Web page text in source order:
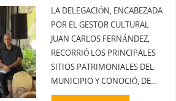
LA DELEGACIÓN, ENCABEZADA
POR EL GESTOR CULTURAL
JUAN CARLOS FERNÁNDEZ,
RECORRIÓ LOS PRINCIPALES
SITIOS PATRIMONIALES DEL
MUNICIPIO Y CONOCIÓ, DE…